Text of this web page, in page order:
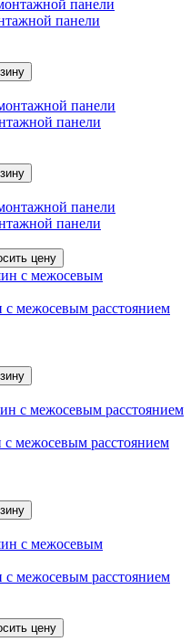
панели
панели
панели
цену
межосевым расстоянием
межосевым расстоянием
межосевым расстоянием
цену